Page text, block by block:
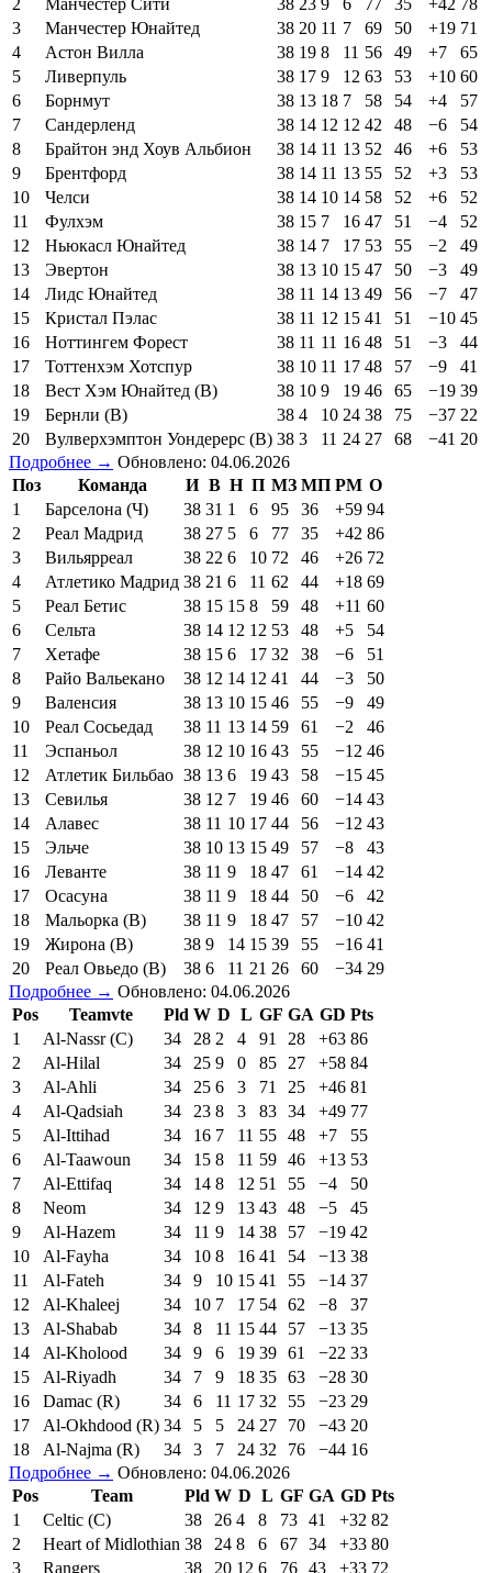
2
Манчестер Сити 38 23 9 6 77 35 +42 78
3
Манчестер Юнайтед 38 20 11 7 69 50 +19 71
4
Астон Вилла 38 19 8 11 56 49 +7
65
5
Ливерпуль 38 17 9 12 63 53 +10 60
6
Борнмут 38 13 18 7 58 54 +4
57
7
Сандерленд 38 14 12 12 42 48 −6
54
8
Брайтон энд Хоув Альбион 38 14 11 13 52 46 +6
53
9
Брентфорд 38 14 11 13 55 52 +3
53
10
Челси 38 14 10 14 58 52 +6
52
11
Фулхэм 38 15 7 16 47 51 −4
52
12
Ньюкасл Юнайтед 38 14 7 17 53 55 −2
49
13
Эвертон 38 13 10 15 47 50 −3
49
14
Лидс Юнайтед 38 11 14 13 49 56 −7
47
15
Кристал Пэлас 38 11 12 15 41 51 −10 45
16
Ноттингем Форест 38 11 11 16 48 51 −3
44
17
Тоттенхэм Хотспур 38 10 11 17 48 57 −9
41
18
Вест Хэм Юнайтед (В) 38 10 9 19 46 65 −19 39
19
Бернли (В) 38 4 10 24 38 75 −37 22
20
Вулверхэмптон Уондерерс (В) 38 3 11 24 27 68 −41 20
Подробнее → Обновлено: 04.06.2026
Поз
Команда И В Н П МЗ МП РМ О
1
Барселона (Ч) 38 31 1 6 95 36 +59 94
2
Реал Мадрид 38 27 5 6 77 35 +42 86
3
Вильярреал 38 22 6 10 72 46 +26 72
4
Атлетико Мадрид 38 21 6 11 62 44 +18 69
5
Реал Бетис 38 15 15 8 59 48 +11 60
6
Сельта 38 14 12 12 53 48 +5
54
7
Хетафе 38 15 6 17 32 38 −6
51
8
Райо Вальекано 38 12 14 12 41 44 −3
50
9
Валенсия 38 13 10 15 46 55 −9
49
10
Реал Сосьедад 38 11 13 14 59 61 −2
46
11
Эспаньол 38 12 10 16 43 55 −12 46
12
Атлетик Бильбао 38 13 6 19 43 58 −15 45
13
Севилья 38 12 7 19 46 60 −14 43
14
Алавес 38 11 10 17 44 56 −12 43
15
Эльче 38 10 13 15 49 57 −8
43
16
Леванте 38 11 9 18 47 61 −14 42
17
Осасуна 38 11 9 18 44 50 −6
42
18
Мальорка (В) 38 11 9 18 47 57 −10 42
19
Жирона (В) 38 9 14 15 39 55 −16 41
20
Реал Овьедо (В) 38 6 11 21 26 60 −34 29
Подробнее → Обновлено: 04.06.2026
Pos
Teamvte Pld W D L GF GA GD Pts
1
Al-Nassr (C) 34 28 2 4 91 28 +63 86
2
Al-Hilal 34 25 9 0 85 27 +58 84
3
Al-Ahli 34 25 6 3 71 25 +46 81
4
Al-Qadsiah 34 23 8 3 83 34 +49 77
5
Al-Ittihad 34 16 7 11 55 48 +7
55
6
Al-Taawoun 34 15 8 11 59 46 +13 53
7
Al-Ettifaq 34 14 8 12 51 55 −4
50
8
Neom 34 12 9 13 43 48 −5
45
9
Al-Hazem 34 11 9 14 38 57 −19 42
10
Al-Fayha 34 10 8 16 41 54 −13 38
11
Al-Fateh 34 9 10 15 41 55 −14 37
12
Al-Khaleej 34 10 7 17 54 62 −8
37
13
Al-Shabab 34 8 11 15 44 57 −13 35
14
Al-Kholood 34 9 6 19 39 61 −22 33
15
Al-Riyadh 34 7 9 18 35 63 −28 30
16
Damac (R) 34 6 11 17 32 55 −23 29
17
Al-Okhdood (R) 34 5 5 24 27 70 −43 20
18
Al-Najma (R) 34 3 7 24 32 76 −44 16
Подробнее → Обновлено: 04.06.2026
Pos
Team Pld W D L GF GA GD Pts
1
Celtic (C) 38 26 4 8 73 41 +32 82
2
Heart of Midlothian 38 24 8 6 67 34 +33 80
3
Rangers 38 20 12 6 76 43 +33 72